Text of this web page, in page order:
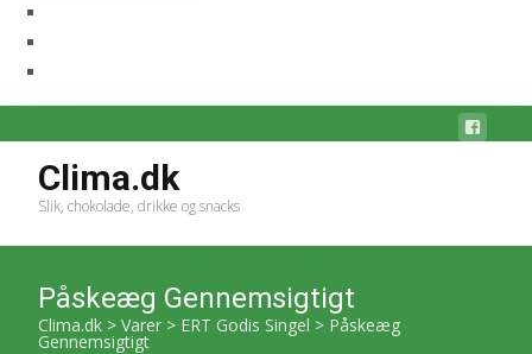
Clima.dk
Slik, chokolade, drikke og snacks
Påskeæg Gennemsigtigt
Clima.dk > Varer > ERT Godis Singel > Påskeæg
Gennemsigtigt